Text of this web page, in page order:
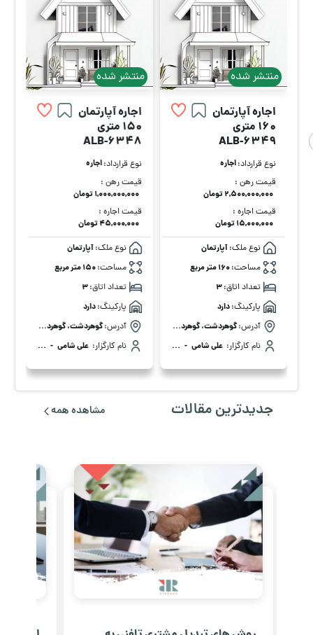
منتشر شده
اجاره آپارتمان
160 متری
ALB-6349
نوع قرارداد:اجاره
قیمت رهن :
۲,۵۰۰,۰۰۰,۰۰۰ تومان
قیمت اجاره :
۱۵,۰۰۰,۰۰۰ تومان
نوع ملک:آپارتمان
مساحت:160 متر مربع
تعداد اتاق:3
پارکینگ:دارد
آدرس:
گوهردشت، گوهردشت بلوار جمهوری اسلامی، 1
نام کارگزار: علی شامی -
منتشر شده
اجاره آپارتمان
150 متری
ALB-6348
نوع قرارداد:اجاره
قیمت رهن :
۱,۰۰۰,۰۰۰,۰۰۰ تومان
قیمت اجاره :
۴۵,۰۰۰,۰۰۰ تومان
نوع ملک:آپارتمان
مساحت:150 متر مربع
تعداد اتاق:3
پارکینگ:دارد
آدرس:
گوهردشت، گوهردشت میدان توحید، 3
نام کارگزار: علی شامی -
جدیدترین مقالات مشاهده همه